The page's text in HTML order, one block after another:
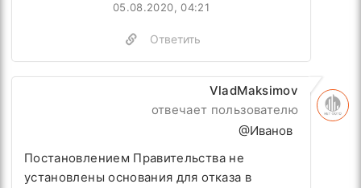
Ответить
05.08.2020, 04:21
VladMaksimov
отвечает пользователю
@Иванов
Постановлением Правительства не
установлены основания для отказа в